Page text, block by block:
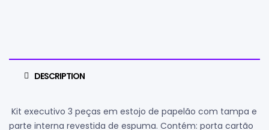
DESCRIPTION
Kit executivo 3 peças em estojo de papelão com tampa e
parte interna revestida de espuma. Contém: porta cartão